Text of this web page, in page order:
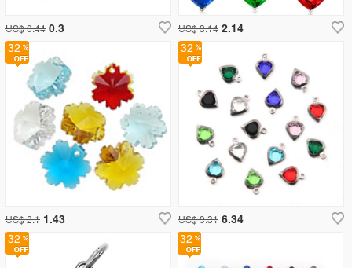
US$ 0.44 0.3
32
US$ 2.1 1.43
32
32
32
US$ 9.31 6.34
US$ 3.14 2.14